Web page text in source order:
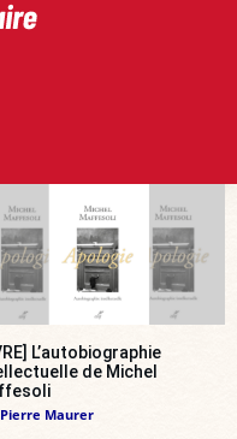
L’autobiographie
de Michel
Pierre Maurer